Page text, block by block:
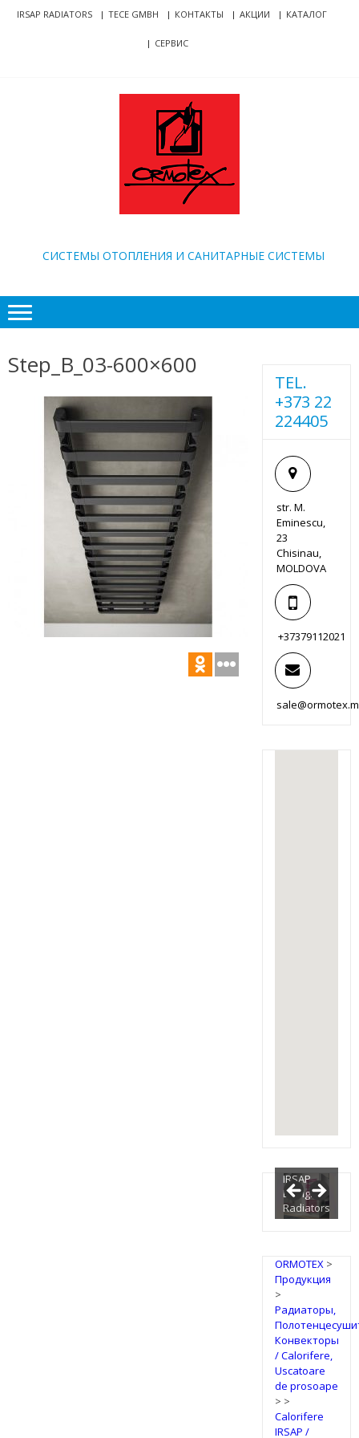
Skip
SkipIRSAP RADIATORS TECE GMBH КОНТАКТЫ АКЦИИ КАТАЛОГ
СЕРВИС
CИСТЕМЫ ОТОПЛЕНИЯ И САНИТАРНЫЕ СИСТЕМЫ
Step_B_03-600×600
TEL.
+373 22
224405
str. M.
Eminescu,
23
Chisinau,
MOLDOVA
+37379112021
IRSAP
Design
Radiators
ORMOTEX>
Продукция
>
Радиаторы,
Конвекторы
/ Calorifere,
Uscatoare
de prosoape
> >
Calorifere
IRSAP /